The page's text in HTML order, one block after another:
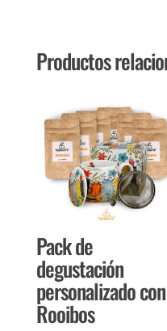
Productos
Pack de
degustación
personalizado con
Rooibos